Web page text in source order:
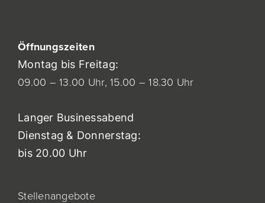
Öffnungszeiten
Montag bis Freitag:
09.00 – 13.00 Uhr,15.00 – 18.30 Uhr
Langer Businessabend
Dienstag & Donnerstag:
bis 20.00 Uhr
Stellenangebote